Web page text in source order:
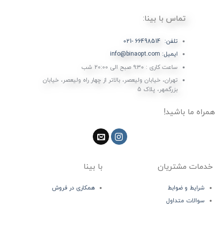
تماس با بینا:
تلفن: 66498514 -021
ایمیل: info@binaopt.com
ساعت کاری : ۹:۳۰ صبح الی 20:00 شب
تهران، خیابان ولیعصر، بالاتر از چهار راه ولیعصر، خیابان
بزرگمهر، پلاک 5
همراه ما باشید!
خدمات مشتریان
شرایط و ضوابط
سوالات متداول
با بینا
همکاری در فروش